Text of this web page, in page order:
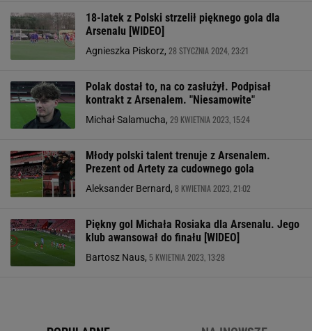
18-latek z Polski strzelił pięknego gola dla
Arsenalu [WIDEO]
Agnieszka Piskorz, 28 STYCZNIA 2024, 23:21
Polak dostał to, na co zasłużył. Podpisał
kontrakt z Arsenalem. "Niesamowite"
Michał Salamucha, 29 KWIETNIA 2023, 15:24
Młody polski talent trenuje z Arsenalem.
Prezent od Artety za cudownego gola
Aleksander Bernard, 8 KWIETNIA 2023, 21:02
Piękny gol Michała Rosiaka dla Arsenalu. Jego
klub awansował do finału [WIDEO]
Bartosz Naus, 5 KWIETNIA 2023, 13:28